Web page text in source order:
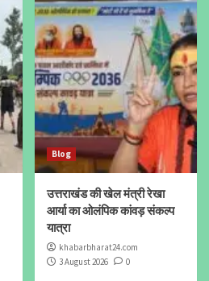
Blog
उत्तराखंड की खेल मंत्री रेखा
आर्या का ओलंपिक कांवड़ संकल्प
यात्रा
khabarbharat24.com
3 August 2026
0